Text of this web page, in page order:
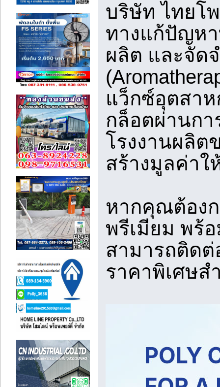
บริษัท ไทยโ
ทางแก้ปัญห
ผลิต และจัด
แว็กซ์อุตสาห
กล็อตผ่านกา
โรงงานผลิ
สร้างมูลค่าใ
หากคุณต้อง
พรีเมียม พร้
สามารถติด
ราคาพิเศษส